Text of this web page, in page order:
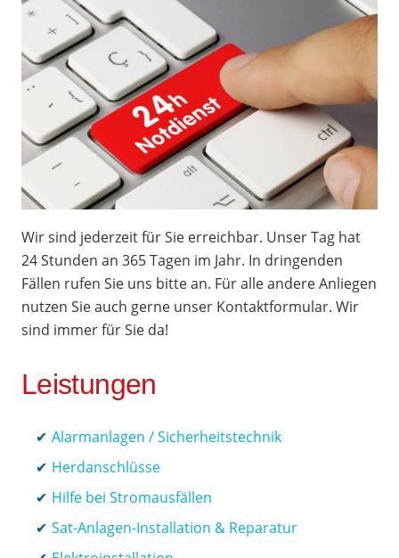
Wir sind jederzeit für Sie erreichbar. Unser Tag hat
24 Stunden an 365 Tagen im Jahr. In dringenden
Fällen rufen Sie uns bitte an. Für alle andere Anliegen
nutzen Sie auch gerne unser Kontaktformular. Wir
sind immer für Sie da!
Leistungen
Alarmanlagen / Sicherheitstechnik
Herdanschlüsse
Hilfe bei Stromausfällen
Sat-Anlagen-Installation & Reparatur